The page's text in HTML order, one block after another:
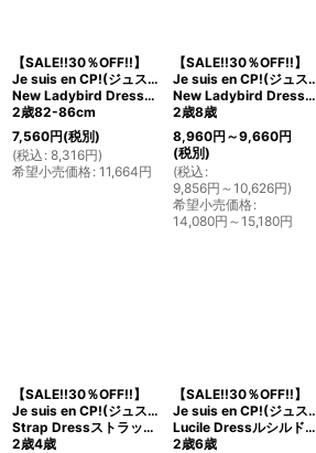
【SALE!!30％OFF!!】
Je suis en CP!(ジュスィザンセーペー)
New Ladybird Dressレディバードドレス(キャット)
2歳82-86cm
7,560円(税別)
(税込 : 8,316円)
希望小売価格: 11,664円
【SALE!!30％OFF!!】
Je suis en CP!(ジュスィザンセーペー)
New Ladybird Dressレディバードドレス(リバティプリントSummer Blooms サマー・ブルームス)
2歳8歳
8,960円 ～9,660円
(税別)
(税込 :
9,856円 ～10,626円)
希望小売価格:
14,080円 ～15,180円
【SALE!!30％OFF!!】
Je suis en CP!(ジュスィザンセーペー)
Strap Dressストラップドレス(レモンツリー)
2歳4歳
【SALE!!30％OFF!!】
Je suis en CP!(ジュスィザンセーペー)
Lucile Dressルシルドレス(オリジナルプリント)
2歳6歳